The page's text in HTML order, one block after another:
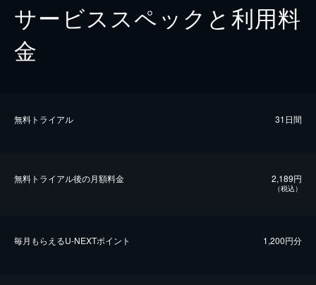
サービススペックと利用料
金
無料トライアル 31日間
無料トライアル後の⽉額料金 2,189円
（税込）
毎⽉もらえるU-NEXTポイント 1,200円分